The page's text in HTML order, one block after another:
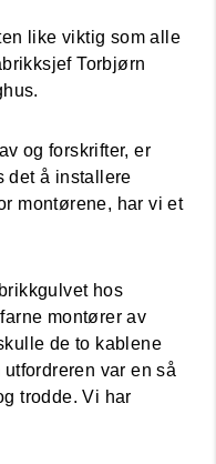
like viktig som alle
Torbjørn
og forskrifter, er
det å installere
montørene, har vi et
hos
montører av
de to kablene
var en så
trodde. Vi har